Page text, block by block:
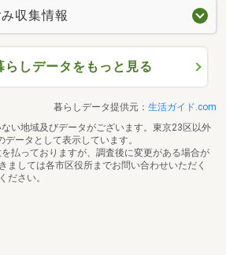
収集情報
らしデータをもっと見る
暮らしデータ提供元： 生活ガイド.com
い地域及びデータがございます。東京23区以外
ータとして表示しています。
払っておりますが、調査後に変更がある場合が
ましては各市区役所までお問い合わせいただく
ださい。